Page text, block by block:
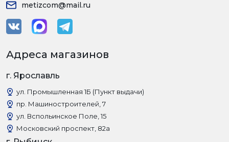
metizcom@mail.ru
Адреса магазинов
г. Ярославль
ул. Промышленная 1Б (Пункт выдачи)
пр. Машиностроителей, 7
ул. Вспольинское Поле, 15
Московский проспект, 82а